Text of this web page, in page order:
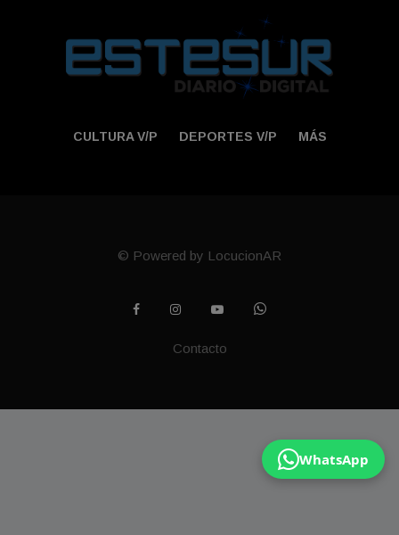
WhatsApp
CULTURA V/P DEPORTES V/P MÁS
© Powered by LocucionAR
Contacto